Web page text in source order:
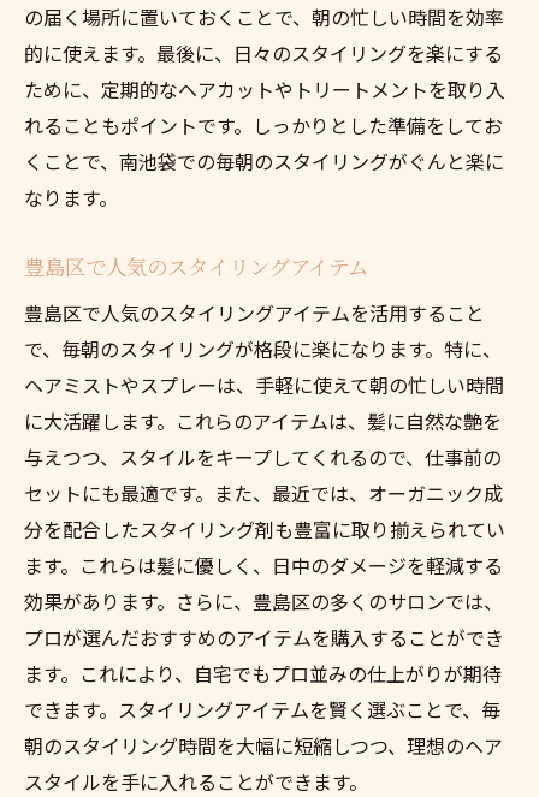
の届く場所に置いておくことで、朝の忙しい時間を効率
的に使えます。最後に、日々のスタイリングを楽にする
ために、定期的なヘアカットやトリートメントを取り入
れることもポイントです。しっかりとした準備をしてお
くことで、南池袋での毎朝のスタイリングがぐんと楽に
なります。
豊島区で人気のスタイリングアイテム
豊島区で人気のスタイリングアイテムを活用すること
で、毎朝のスタイリングが格段に楽になります。特に、
ヘアミストやスプレーは、手軽に使えて朝の忙しい時間
に大活躍します。これらのアイテムは、髪に自然な艶を
与えつつ、スタイルをキープしてくれるので、仕事前の
セットにも最適です。また、最近では、オーガニック成
分を配合したスタイリング剤も豊富に取り揃えられてい
ます。これらは髪に優しく、日中のダメージを軽減する
効果があります。さらに、豊島区の多くのサロンでは、
プロが選んだおすすめのアイテムを購入することができ
ます。これにより、自宅でもプロ並みの仕上がりが期待
できます。スタイリングアイテムを賢く選ぶことで、毎
朝のスタイリング時間を大幅に短縮しつつ、理想のヘア
スタイルを手に入れることができます。